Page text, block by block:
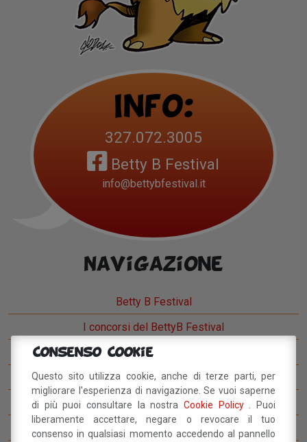
Info:
327.072.3005
Betty B Festival
info@bettybfestival.it
Navigazione
Betty B Festival
I concorsi del BettyB Festival
Come arrivare al BettyB Festival
Il Betty Blog
Ospiti del Betty B Festival
Comitato del festival
Consenso Cookie
Questo sito utilizza cookie, anche di terze parti, per
migliorare l'esperienza di navigazione. Se vuoi saperne
di più puoi consultare la nostra Cookie Policy
. Puoi
liberamente accettare, negare o revocare il tuo
consenso in qualsiasi momento accedendo al pannello